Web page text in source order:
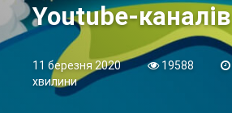
Youtube-каналів
11 березня 2020 19588
хвилини